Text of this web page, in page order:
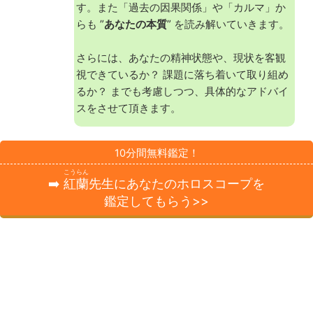
す。また「過去の因果関係」や「カルマ」か
らも ”あなたの本質” を読み解いていきます。
さらには、あなたの精神状態や、現状を客観
視できているか？ 課題に落ち着いて取り組め
るか？ までも考慮しつつ、具体的なアドバイ
スをさせて頂きます。
10分間無料鑑定！
➡️ 紅蘭
こうらん
先生にあなたのホロスコープを
鑑定してもらう>>